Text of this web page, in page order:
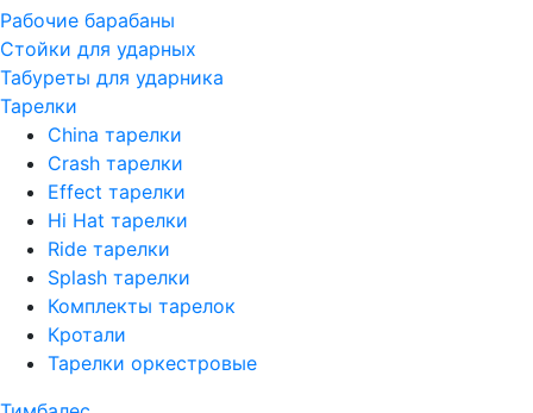
Рабочие барабаны
Стойки для ударных
Табуреты для ударника
Тарелки
China тарелки
Crash тарелки
Effect тарелки
Hi Hat тарелки
Ride тарелки
Splash тарелки
Комплекты тарелок
Кротали
Тарелки оркестровые